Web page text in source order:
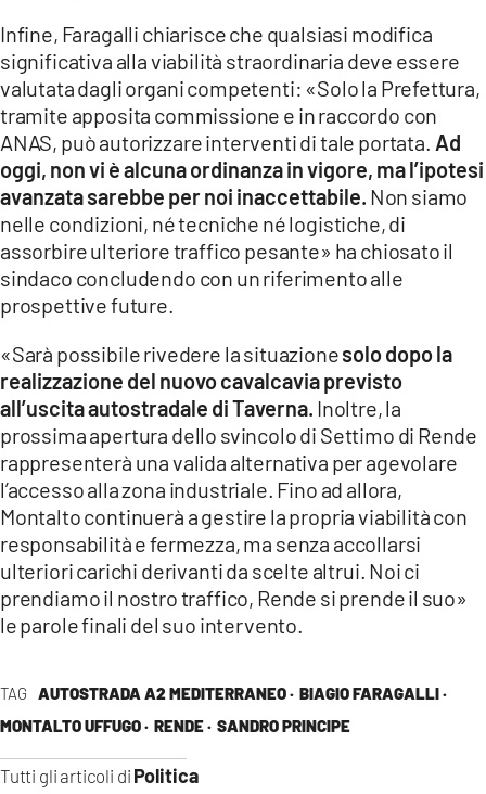
TAG AUTOSTRADA A2 MEDITERRANEO · BIAGIO FARAGALLI ·
MONTALTO UFFUGO · RENDE · SANDRO PRINCIPE
Tutti gli articoli di Politica
Infine, Faragalli chiarisce che qualsiasi modifica
significativa alla viabilità straordinaria deve essere
valutata dagli organi competenti: «Solo la Prefettura,
tramite apposita commissione e in raccordo con
ANAS, può autorizzare interventi di tale portata. Ad
oggi, non vi è alcuna ordinanza in vigore, ma l’ipotesi
avanzata sarebbe per noi inaccettabile. Non siamo
nelle condizioni, né tecniche né logistiche, di
assorbire ulteriore traffico pesante» ha chiosato il
sindaco concludendo con un riferimento alle
prospettive future.
«Sarà possibile rivedere la situazionesolo dopo la
realizzazione del nuovo cavalcavia previsto
all’uscita autostradale di Taverna. Inoltre, la
prossima apertura dello svincolo di Settimo di Rende
rappresenterà una valida alternativa per agevolare
l’accesso alla zona industriale. Fino ad allora,
Montalto continuerà a gestire la propria viabilità con
responsabilità e fermezza, ma senza accollarsi
ulteriori carichi derivanti da scelte altrui. Noi ci
prendiamo il nostro traffico, Rende si prende il suo»
le parole finali del suo intervento.